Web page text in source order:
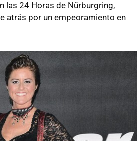
las 24 Horas de Nürburgring,
atrás por un empeoramiento en